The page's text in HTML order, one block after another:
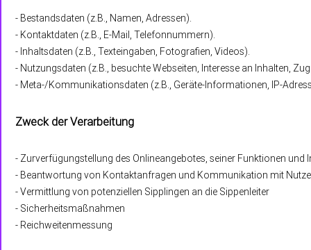
- Bestandsdaten (z.B., Namen, Adressen).
- Kontaktdaten (z.B., E-Mail, Telefonnummern).
- Inhaltsdaten (z.B., Texteingaben, Fotografien, Videos).
- Nutzungsdaten (z.B., besuchte Webseiten, Interesse an Inhalten,
- Meta-/Kommunikationsdaten (z.B., Geräte-Informationen, IP-
Zweck der Verarbeitung
- Zurverfügungstellung des Onlineangebotes, seiner Funktionen und
- Beantwortung von Kontaktanfragen und Kommunikation mit
- Vermittlung von potenziellen Sipplingen an die Sippenleiter
- Sicherheitsmaßnahmen
- Reichweitenmessung